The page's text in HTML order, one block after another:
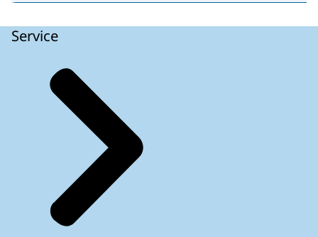
Hoofddorp
15-06-2023
Download
Ondertiteling
7 KB
Download
Audiobeschrijving
mp3 7,94 MB
Service